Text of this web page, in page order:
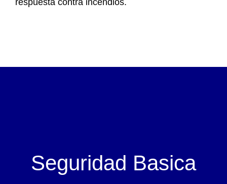
respuesta contra incendios.
Seguridad Basica